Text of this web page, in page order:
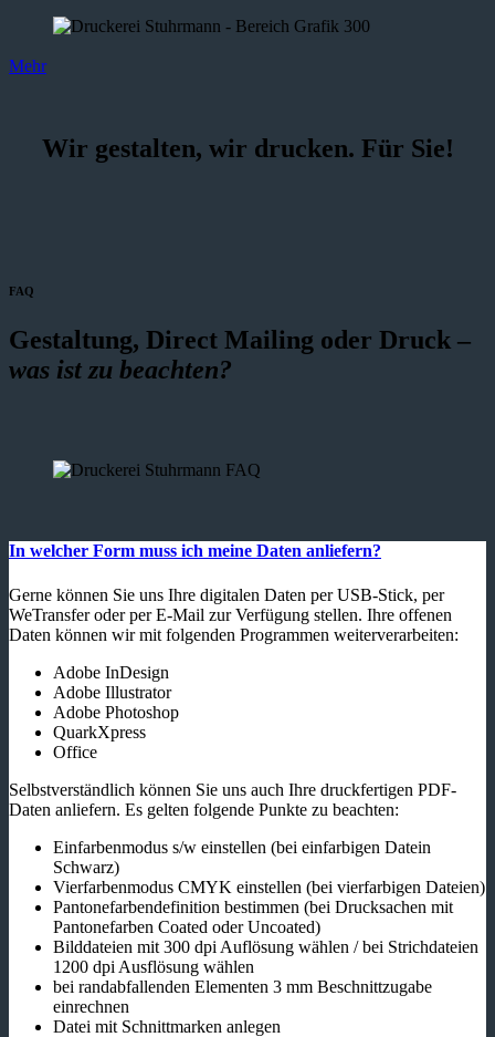
Mehr
Wir gestalten, wir drucken. Für Sie!
FAQ
Gestaltung, Direct Mailing oder Druck –
was ist zu beachten?
In welcher Form muss ich meine Daten anliefern?
Gerne können Sie uns Ihre digitalen Daten per USB-Stick, per
WeTransfer oder per E-Mail zur Verfügung stellen. Ihre offenen
Daten können wir mit folgenden Programmen weiterverarbeiten:
Adobe InDesign
Adobe Illustrator
Adobe Photoshop
QuarkXpress
Office
Selbstverständlich können Sie uns auch Ihre druckfertigen PDF-
Daten anliefern. Es gelten folgende Punkte zu beachten:
Einfarbenmodus s/w einstellen (bei einfarbigen Datein
Schwarz)
Vierfarbenmodus CMYK einstellen (bei vierfarbigen Dateien)
Pantonefarbendefinition bestimmen (bei Drucksachen mit
Pantonefarben Coated oder Uncoated)
Bilddateien mit 300 dpi Auflösung wählen / bei Strichdateien
1200 dpi Ausflösung wählen
bei randabfallenden Elementen 3 mm Beschnittzugabe
einrechnen
Datei mit Schnittmarken anlegen